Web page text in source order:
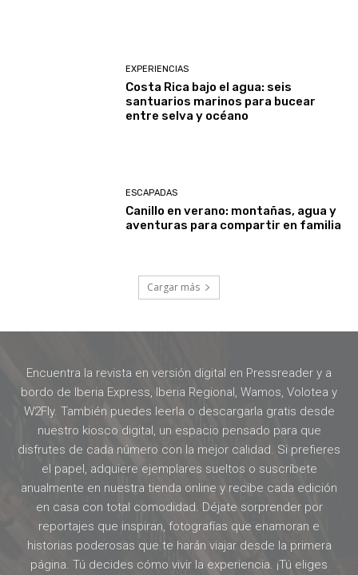
EXPERIENCIAS
Costa Rica bajo el agua: seis
santuarios marinos para bucear
entre selva y océano
ESCAPADAS
Canillo en verano: montañas, agua y
aventuras para compartir en familia
Cargar más
Encuentra la revista en versión digital en Pressreader y a
bordo de Iberia Express, Iberia Regional, Wamos, Volotea y
W2Fly. También puedes leerla o descargarla gratis desde
nuestro kiosco digital, un espacio pensado para que
disfrutes de cada número con la mejor calidad. Si prefieres
el papel, adquiere ejemplares sueltos o suscríbete
anualmente en nuestra tienda online y recibe cada edición
en casa con total comodidad. Déjate sorprender por
reportajes que inspiran, fotografías que enamoran e
historias poderosas que te harán viajar desde la primera
página. Tú decides cómo vivir la experiencia. ¡Tú eliges